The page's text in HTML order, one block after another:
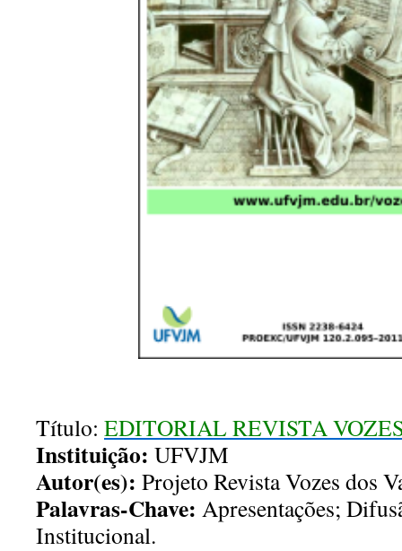
Título: EDITORIAL REVISTA
Instituição: UFVJM
Autor(es): Projeto Revista Vozes dos
Palavras-Chave: Apresentações;
Institucional.